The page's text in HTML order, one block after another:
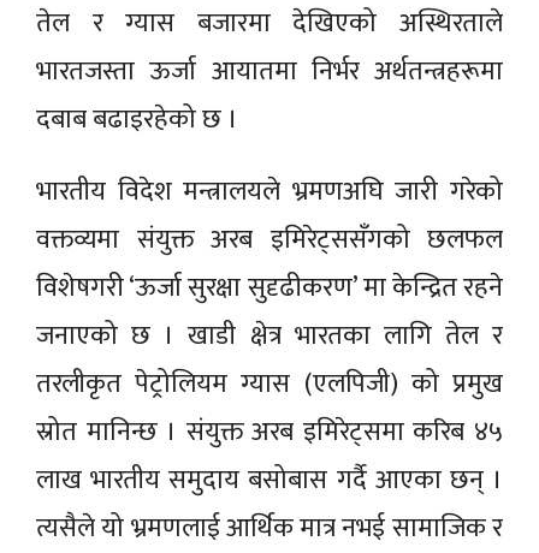
तेल र ग्यास बजारमा देखिएको अस्थिरताले
भारतजस्ता ऊर्जा आयातमा निर्भर अर्थतन्त्रहरूमा
दबाब बढाइरहेको छ ।
भारतीय विदेश मन्त्रालयले भ्रमणअघि जारी गरेको
वक्तव्यमा संयुक्त अरब इमिरेट्ससँगको छलफल
विशेषगरी ‘ऊर्जा सुरक्षा सुदृढीकरण’ मा केन्द्रित रहने
जनाएको छ । खाडी क्षेत्र भारतका लागि तेल र
तरलीकृत पेट्रोलियम ग्यास (एलपिजी) को प्रमुख
स्रोत मानिन्छ । संयुक्त अरब इमिरेट्समा करिब ४५
लाख भारतीय समुदाय बसोबास गर्दै आएका छन् ।
त्यसैले यो भ्रमणलाई आर्थिक मात्र नभई सामाजिक र